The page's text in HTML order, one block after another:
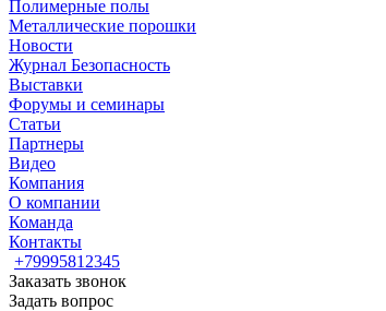
Полимерные полы
Металлические порошки
Новости
Журнал Безопасность
Выставки
Форумы и семинары
Статьи
Партнеры
Видео
Компания
О компании
Команда
Контакты
+79995812345
Заказать звонок
Задать вопрос